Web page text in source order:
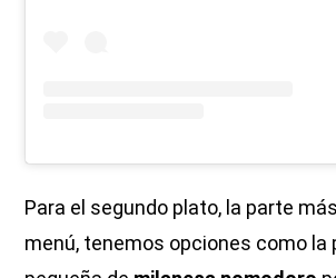
Para el segundo plato, la parte
menú, tenemos opciones como la